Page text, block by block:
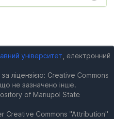
університет , електронний
ліцензією: Creative Commons
не зазначено інше.
of Mariupol State
Creative Commons "Attribution"